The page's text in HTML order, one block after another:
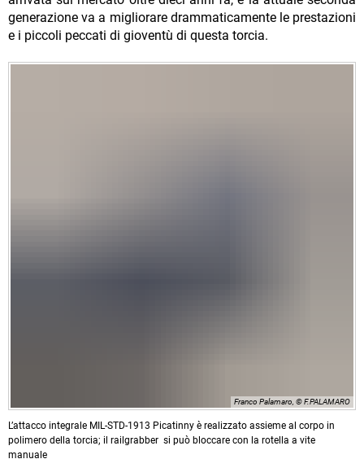
generazione va a migliorare drammaticamente le prestazioni
e i piccoli peccati di gioventù di questa torcia.
Franco Palamaro, © F.PALAMARO
L’attacco integrale MIL-STD-1913 Picatinny è realizzato assieme al corpo in
polimero della torcia; il railgrabber si può bloccare con la rotella a vite
manuale